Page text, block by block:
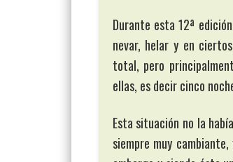
Durante esta 12ª
nevar, helar y en
total, pero
ellas, es decir cinco
Esta situación no la
siempre muy